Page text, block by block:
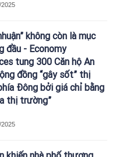
2025
không còn là mục
đầu - Economy
tung 300 Căn hộ An
đồng “gây sốt” thị
Đông bởi giá chỉ bằng
thị trường”
2025